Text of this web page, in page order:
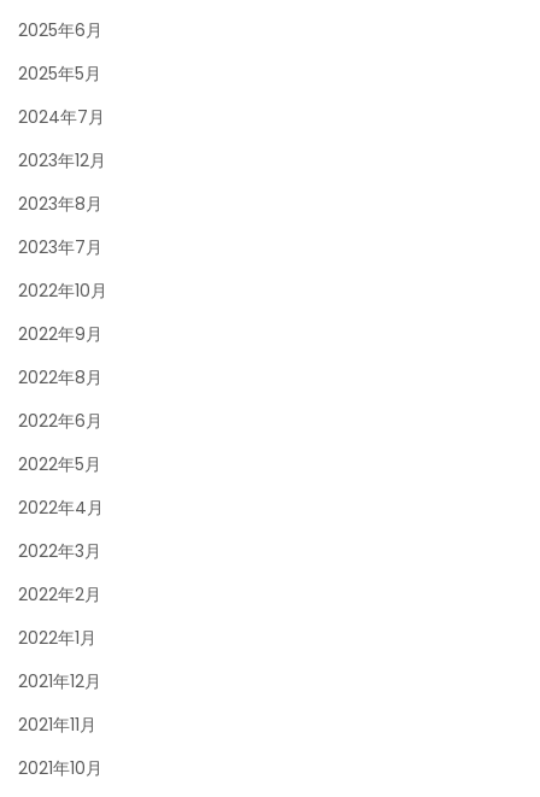
2025年6月
2025年5月
2024年7月
2023年12月
2023年8月
2023年7月
2022年10月
2022年9月
2022年8月
2022年6月
2022年5月
2022年4月
2022年3月
2022年2月
2022年1月
2021年12月
2021年11月
2021年10月